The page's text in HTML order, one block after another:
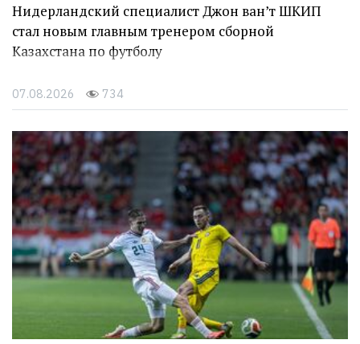
Нидерландский специалист Джон ван’т ШКИП
стал новым главным тренером сборной
Казахстана по футболу
07.08.2026 734